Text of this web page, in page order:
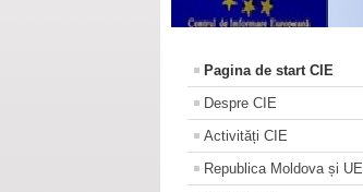
Pagina de start CIE
Despre CIE
Activități CIE
Republica Moldova și UE